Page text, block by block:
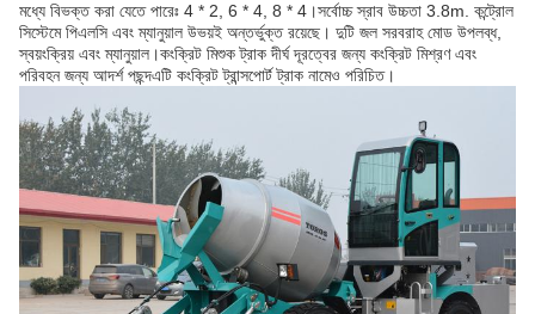
মধ্যে বিভক্ত করা যেতে পারেঃ 4 * 2, 6 * 4, 8 * 4।সর্বোচ্চ স্রাব উচ্চতা 3.8m. কন্ট্রোল
সিস্টেমে পিএলসি এবং ম্যানুয়াল উভয়ই অন্তর্ভুক্ত রয়েছে। দুটি জল সরবরাহ মোড উপলব্ধ,
স্বয়ংক্রিয় এবং ম্যানুয়াল।কংক্রিট মিশুক ট্রাক দীর্ঘ দূরত্বের জন্য কংক্রিট মিশ্রণ এবং
পরিবহন জন্য আদর্শ পছন্দএটি কংক্রিট ট্রান্সপোর্ট ট্রাক নামেও পরিচিত।